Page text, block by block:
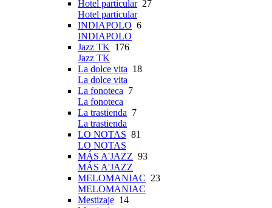
Hotel particular27
Hotel particular
INDIAPOLO 6
INDIAPOLO
Jazz TK 176
Jazz TK
La dolce vita 18
La dolce vita
La fonoteca 7
La fonoteca
La trastienda 7
La trastienda
LO NOTAS 81
LO NOTAS
MÁS A'JAZZ 93
MÁS A'JAZZ
MELOMANIAC 23
MELOMANIAC
Mestizaje 14